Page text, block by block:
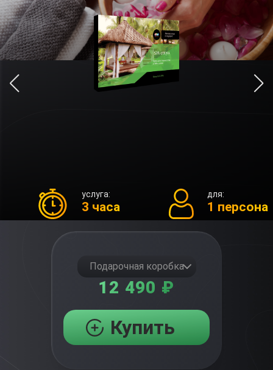
услуга:
3 часа
для:
1 персона
Подарочная коробка
12 490 ₽
Купить